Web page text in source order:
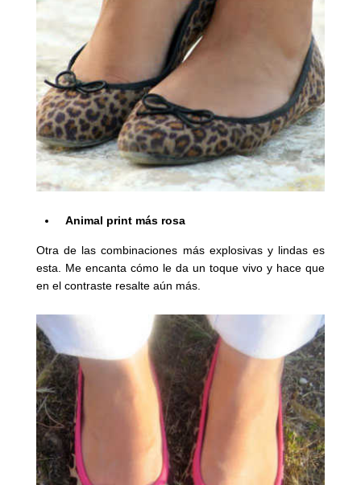
Animal print más rosa
Otra de las combinaciones más explosivas y lindas es
esta. Me encanta cómo le da un toque vivo y hace que
en el contraste resalte aún más.